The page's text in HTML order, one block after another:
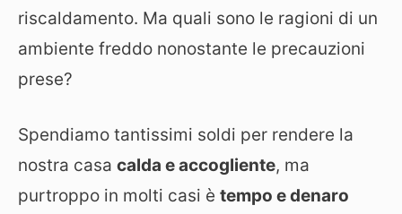
riscaldamento. Ma quali sono le ragioni di un
ambiente freddo nonostante le precauzioni
prese?
Spendiamo tantissimi soldi per rendere la
nostra casa calda e accogliente, ma
purtroppo in molti casi è tempo e denaro